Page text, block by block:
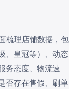
梳理店铺数据，包
、皇冠等）、动态
务态度、物流速
否存在售假、刷单